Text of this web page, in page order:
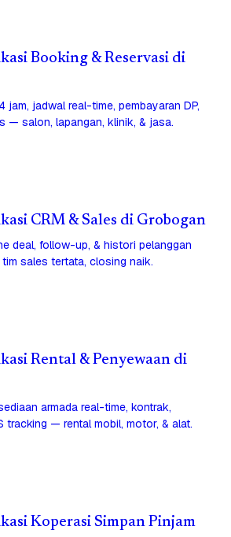
Booking & Reservasi di
jam, jadwal real-time, pembayaran DP,
— salon, lapangan, klinik, & jasa.
CRM & Sales di Grobogan
deal, follow-up, & histori pelanggan
sales tertata, closing naik.
Rental & Penyewaan di
armada real-time, kontrak,
tracking — rental mobil, motor, & alat.
Koperasi Simpan Pinjam